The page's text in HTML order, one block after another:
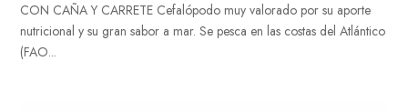
CON CAÑA Y CARRETE Cefalópodo muy valorado por su aporte
nutricional y su gran sabor a mar. Se pesca en las costas del Atlántico
(FAO...